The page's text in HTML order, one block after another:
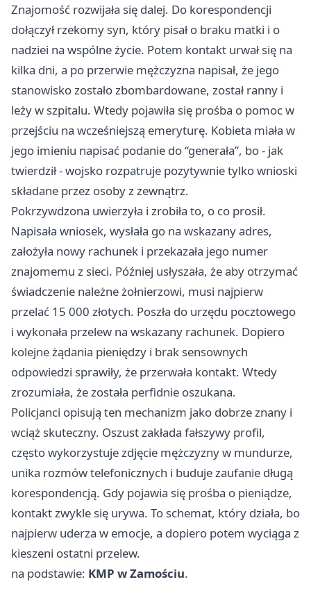
Znajomość rozwijała się dalej. Do korespondencji
dołączył rzekomy syn, który pisał o braku matki i o
nadziei na wspólne życie. Potem kontakt urwał się na
kilka dni, a po przerwie mężczyzna napisał, że jego
stanowisko zostało zbombardowane, został ranny i
leży w szpitalu. Wtedy pojawiła się prośba o pomoc w
przejściu na wcześniejszą emeryturę. Kobieta miała w
jego imieniu napisać podanie do “generała”, bo - jak
twierdził - wojsko rozpatruje pozytywnie tylko wnioski
składane przez osoby z zewnątrz.
Pokrzywdzona uwierzyła i zrobiła to, o co prosił.
Napisała wniosek, wysłała go na wskazany adres,
założyła nowy rachunek i przekazała jego numer
znajomemu z sieci. Później usłyszała, że aby otrzymać
świadczenie należne żołnierzowi, musi najpierw
przelać 15 000 złotych. Poszła do urzędu pocztowego
i wykonała przelew na wskazany rachunek. Dopiero
kolejne żądania pieniędzy i brak sensownych
odpowiedzi sprawiły, że przerwała kontakt. Wtedy
zrozumiała, że została perfidnie oszukana.
Policjanci opisują ten mechanizm jako dobrze znany i
wciąż skuteczny. Oszust zakłada fałszywy profil,
często wykorzystuje zdjęcie mężczyzny w mundurze,
unika rozmów telefonicznych i buduje zaufanie długą
korespondencją. Gdy pojawia się prośba o pieniądze,
kontakt zwykle się urywa. To schemat, który działa, bo
najpierw uderza w emocje, a dopiero potem wyciąga z
kieszeni ostatni przelew.
na podstawie: KMP w Zamościu.